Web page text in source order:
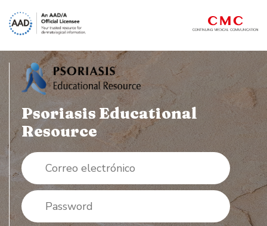
contenido
Psoriasis Educational
Resource